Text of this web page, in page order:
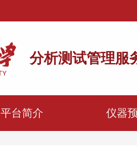
分析测试管理服
平台简介 仪器